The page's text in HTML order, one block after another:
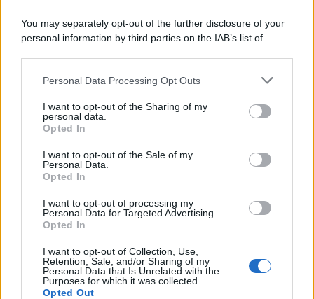
You may separately opt-out of the further disclosure of your
personal information by third parties on the IAB’s list of
This information may also be disclosed by us to third parties
disclose it to other third parties.
Please note that this website/app uses one or more Google
services and may gather and store information including but
not limited to your visit or usage behaviour. You may click to
grant or deny consent to Google and its third-party tags to
consent section.
Personal Data Processing Opt Outs
I want to opt-out of the Sharing of my
personal data.
Opted In
I want to opt-out of the Sale of my
Personal Data.
Opted In
I want to opt-out of processing my
Personal Data for Targeted Advertising.
Opted In
I want to opt-out of Collection, Use,
Retention, Sale, and/or Sharing of my
Personal Data that Is Unrelated with the
Purposes for which it was collected.
Opted Out
Leggi anche
Casa